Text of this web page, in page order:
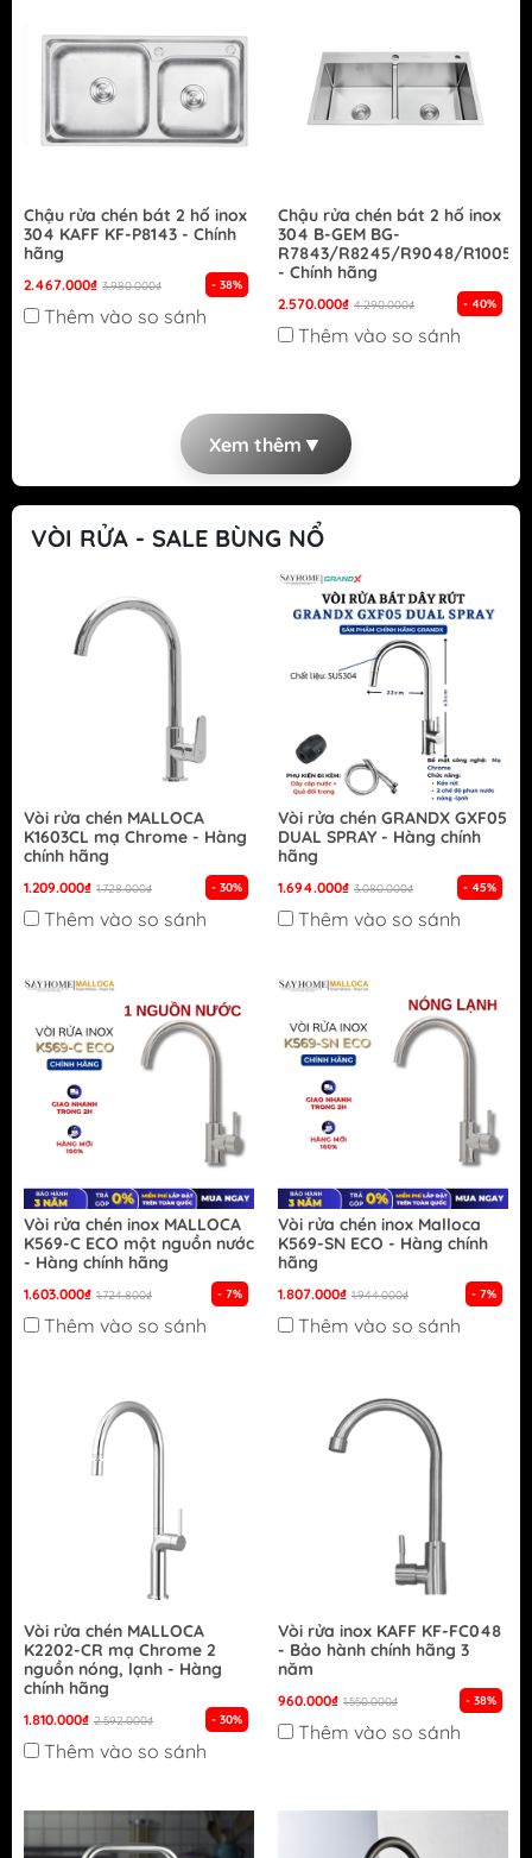
Chậu rửa chén bát 2 hố inox
304 KAFF KF-P8143 - Chính
hãng
2.467.000₫ 3.980.000₫ - 38%
Thêm vào so sánh
Chậu rửa chén bát 2 hố inox
304 B-GEM BG-
R7843/R8245/R9048/
- Chính hãng
2.570.000₫ 4.290.000₫ - 40%
Thêm vào so sánh
Xem thêm ▼
VÒI RỬA - SALE BÙNG NỔ
Vòi rửa chén MALLOCA
K1603CL mạ Chrome - Hàng
chính hãng
1.209.000₫ 1.728.000₫ - 30%
Thêm vào so sánh
Vòi rửa chén GRANDX GXF05
DUAL SPRAY - Hàng chính
hãng
1.694.000₫ 3.080.000₫ - 45%
Thêm vào so sánh
Vòi rửa chén inox MALLOCA
K569-C ECO một nguồn nước
- Hàng chính hãng
1.603.000₫ 1.724.800₫ - 7%
Thêm vào so sánh
Vòi rửa chén inox Malloca
K569-SN ECO - Hàng chính
hãng
1.807.000₫ 1.944.000₫ - 7%
Thêm vào so sánh
Vòi rửa chén MALLOCA
K2202-CR mạ Chrome 2
nguồn nóng, lạnh - Hàng
chính hãng
1.810.000₫ 2.592.000₫ - 30%
Thêm vào so sánh
Vòi rửa inox KAFF KF-FC048
- Bảo hành chính hãng 3
năm
960.000₫ 1.550.000₫ - 38%
Thêm vào so sánh